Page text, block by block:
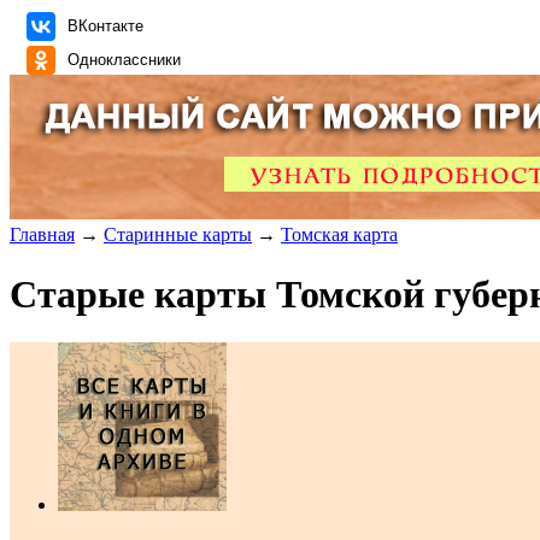
ВКонтакте
Одноклассники
Главная → Старинные карты → Томская карта
Старые карты Томской